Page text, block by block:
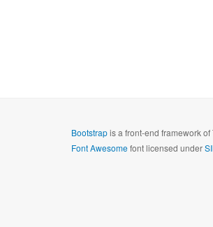
Bootstrapis a front-end framework
Font Awesomefont licensed under